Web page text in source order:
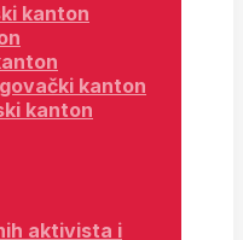
kanton
kanton
kanton
aktivista i